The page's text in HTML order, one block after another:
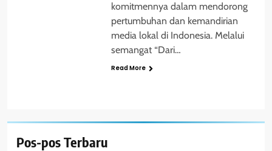
komitmennya dalam mendorong
pertumbuhan dan kemandirian
media lokal di Indonesia. Melalui
semangat “Dari…
Read More
Pos-pos Terbaru